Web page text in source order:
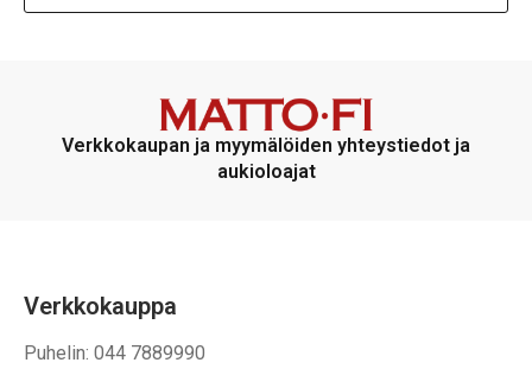
Verkkokaupan ja myymälöiden yhteystiedot ja
aukioloajat
Verkkokauppa
Puhelin: 044 7889990